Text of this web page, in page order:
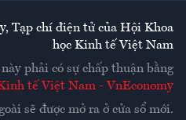
, Tạp chí điện tử của Hội Khoa
học Kinh tế Việt Nam
phải có sự chấp thuận bằng
tế Việt Nam - VnEconomy
sẽ được mở ra ở cửa sổ mới.